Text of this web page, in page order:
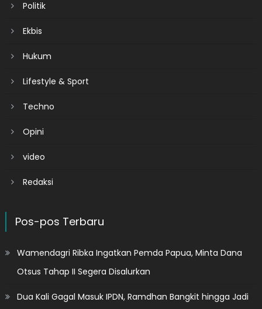
Politik
Ekbis
Hukum
Lifestyle & Sport
Techno
Opini
video
Redaksi
Pos-pos Terbaru
Wamendagri Ribka Ingatkan Pemda Papua, Minta Dana
Otsus Tahap II Segera Disalurkan
Dua Kali Gagal Masuk IPDN, Ramdhan Bangkit hingga Jadi